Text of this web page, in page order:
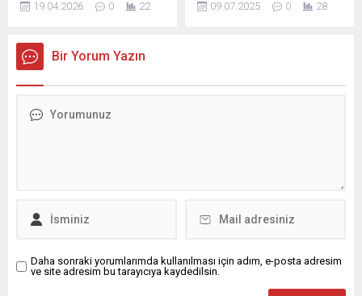
araya gelmeye devam
Sarıçam ilçemiz Şahintepe
Mahallesi Kozan Bulvarı’nda
Yavuz; esnafımıza hayırlı ve
sohbet eden Vali Mustafa
19.04.2026 0 22
Sertifkası” aldı. Seyhan
09.07.2025 0 28
Bir Yorum Yazın
Daha sonraki yorumlarımda kullanılması için adım, e-posta adresim
ve site adresim bu tarayıcıya kaydedilsin.